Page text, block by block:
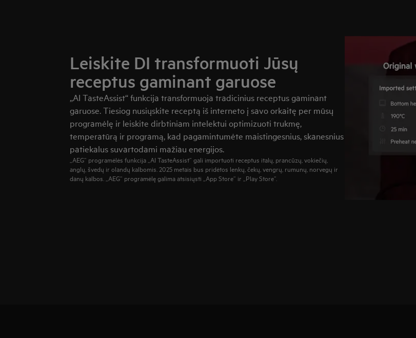
Leiskite DI transformuoti Jūsų
receptus gaminant garuose
„AI TasteAssist“ funkcija transformuoja tradicinius receptus gaminant
garuose. Tiesiog nusiųskite receptą iš interneto į savo orkaitę per mūsų
programėlę ir leiskite dirbtiniam intelektui optimizuoti trukmę,
temperatūrą ir programą, kad pagamintumėte maistingesnius, skanesnius
patiekalus suvartodami mažiau energijos.
„AEG“ programėlės funkcija „AI TasteAssist“ gali importuoti receptus italų, prancūzų, vokiečių,
anglų, švedų ir olandų kalbomis. 2025 metais bus pridėtos lenkų, čekų, vengrų, rumunų, norvegų ir
danų kalbos. „AEG“ programėlę galima atsisiųsti „App Store“ ir „Play Store“.